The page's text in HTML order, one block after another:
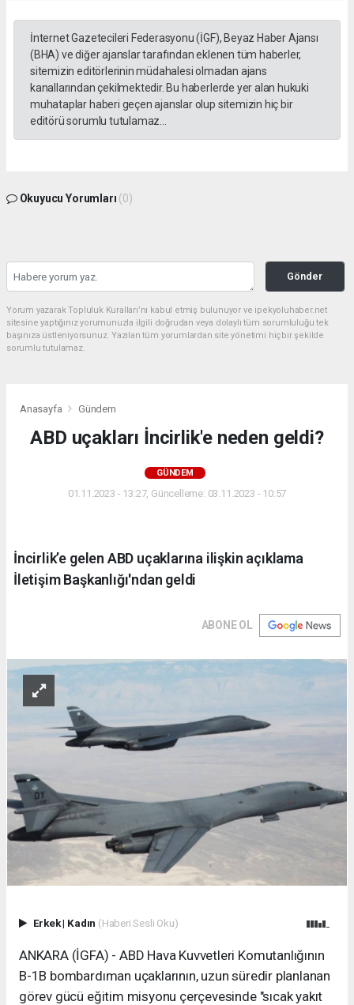
İnternet Gazetecileri Federasyonu (İGF), Beyaz Haber Ajansı
(BHA) ve diğer ajanslar tarafından eklenen tüm haberler,
sitemizin editörlerinin müdahalesi olmadan ajans
kanallarından çekilmektedir. Bu haberlerde yer alan hukuki
muhataplar haberi geçen ajanslar olup sitemizin hiç bir
editörü sorumlu tutulamaz...
Okuyucu Yorumları (0)
Gönder
Yorum yazarak Topluluk Kuralları’nı kabul etmiş bulunuyor ve ipekyoluhaber.net
sitesine yaptığınız yorumunuzla ilgili doğrudan veya dolaylı tüm sorumluluğu tek
başınıza üstleniyorsunuz. Yazılan tüm yorumlardan site yönetimi hiçbir şekilde
sorumlu tutulamaz.
Anasayfa Gündem
ABD uçakları İncirlik'e neden geldi?
GÜNDEM
01.11.2023 - 13:27, Güncelleme: 03.11.2023 - 10:57
İncirlik’e gelen ABD uçaklarına ilişkin açıklama
İletişim Başkanlığı'ndan geldi
ABONE OL
Erkek| Kadın (Haberi Sesli Oku)
ANKARA (İGFA) - ABD Hava Kuvvetleri Komutanlığının
B-1B bombardıman uçaklarının, uzun süredir planlanan
görev gücü eğitim misyonu çerçevesinde "sıcak yakıt